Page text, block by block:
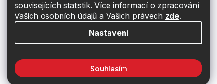
souvisejících statistik. Více informací o zpracování
Vašich osobních údajů a Vašich právech zde.
Nastavení
Souhlasím
774 19 55 33
Vytvořil Shoptet